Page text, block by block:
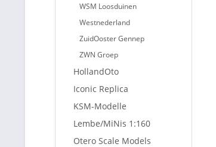
WSM Loosduinen
Westnederland
ZuidOoster Gennep
ZWN Groep
HollandOto
Iconic Replica
KSM-Modelle
Lembe/MiNis 1:160
Otero Scale Models